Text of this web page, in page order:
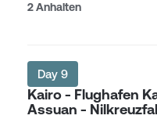
2 Anhalten
Day 9
Kairo - Flughafen
Assuan -